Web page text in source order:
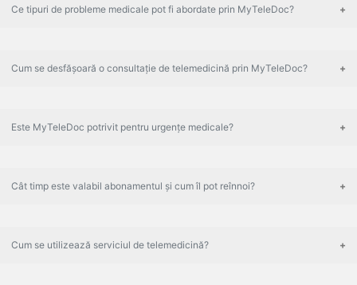
Ce tipuri de probleme medicale pot fi abordate prin MyTeleDoc?
Cum se desfășoară o consultație de telemedicină prin MyTeleDoc?
Este MyTeleDoc potrivit pentru urgențe medicale?
Cât timp este valabil abonamentul și cum îl pot reînnoi?
Cum se utilizează serviciul de telemedicină?